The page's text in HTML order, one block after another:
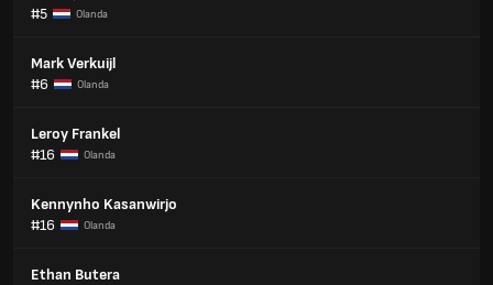
#5
Olanda
Mark Verkuijl
#6
Olanda
Leroy Frankel
#16
Olanda
Kennynho Kasanwirjo
#16
Olanda
Ethan Butera